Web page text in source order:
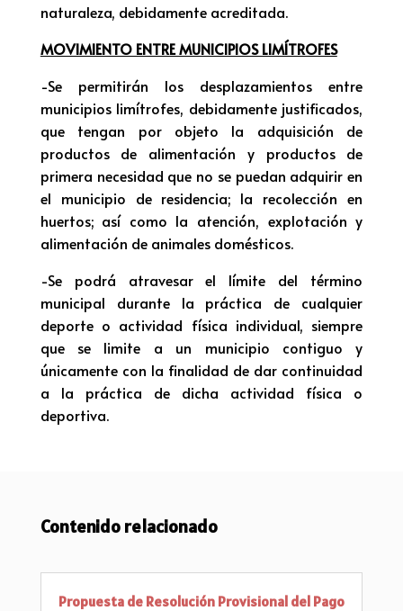
naturaleza, debidamente acreditada.
MOVIMIENTO ENTRE MUNICIPIOS LIMÍTROFES
-Se permitirán los desplazamientos entre
municipios limítrofes, debidamente justificados,
que tengan por objeto la adquisición de
productos de alimentación y productos de
primera necesidad que no se puedan adquirir en
el municipio de residencia; la recolección en
huertos; así como la atención, explotación y
alimentación de animales domésticos.
-Se podrá atravesar el límite del término
municipal durante la práctica de cualquier
deporte o actividad física individual, siempre
que se limite a un municipio contiguo y
únicamente con la finalidad de dar continuidad
a la práctica de dicha actividad física o
deportiva.
Contenido relacionado
Propuesta de Resolución Provisional del Pago